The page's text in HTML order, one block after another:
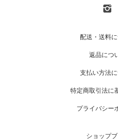
配送・送料
返品につ
支払い方法
特定商取引法に
プライバシー
ショップ